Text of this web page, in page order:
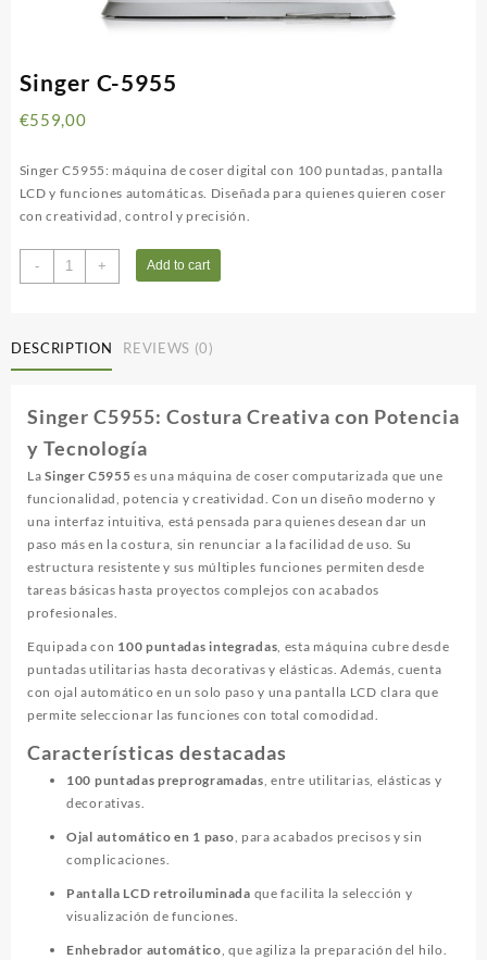
Singer C-5955
€559,00
Singer C5955: máquina de coser digital con 100 puntadas, pantalla
LCD y funciones automáticas. Diseñada para quienes quieren coser
con creatividad, control y precisión.
-
Singer
C-
+ Add to cart
DESCRIPTION REVIEWS (0)
Singer C5955: Costura Creativa con Potencia
y Tecnología
LaSinger C5955 es una máquina de coser computarizada que une
funcionalidad, potencia y creatividad. Con un diseño moderno y
una interfaz intuitiva, está pensada para quienes desean dar un
paso más en la costura, sin renunciar a la facilidad de uso. Su
estructura resistente y sus múltiples funciones permiten desde
tareas básicas hasta proyectos complejos con acabados
profesionales.
Equipada con 100 puntadas integradas, esta máquina cubre desde
puntadas utilitarias hasta decorativas y elásticas. Además, cuenta
con ojal automático en un solo paso y una pantalla LCD clara que
permite seleccionar las funciones con total comodidad.
Características destacadas
100 puntadas preprogramadas, entre utilitarias, elásticas y
decorativas.
Ojal automático en 1 paso, para acabados precisos y sin
complicaciones.
Pantalla LCD retroiluminada que facilita la selección y
visualización de funciones.
Enhebrador automático, que agiliza la preparación del hilo.